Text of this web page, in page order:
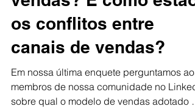
Modelo híbrido de
vendas? E como estão
os conflitos entre
canais de vendas?